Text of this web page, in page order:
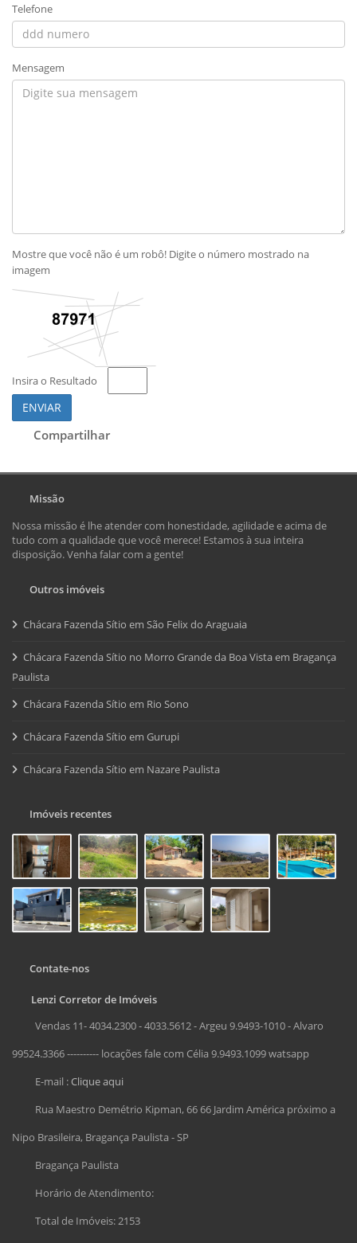
Telefone
Mensagem
Mostre que você não é um robô! Digite o número mostrado na
imagem
Insira o Resultado
ENVIAR
Compartilhar
Missão
Nossa missão é lhe atender com honestidade, agilidade e acima de
tudo com a qualidade que você merece! Estamos à sua inteira
disposição. Venha falar com a gente!
Outros imóveis
Chácara Fazenda Sítio em São Felix do Araguaia
Chácara Fazenda Sítio no Morro Grande da Boa Vista em Bragança
Paulista
Chácara Fazenda Sítio em Rio Sono
Chácara Fazenda Sítio em Gurupi
Chácara Fazenda Sítio em Nazare Paulista
Imóveis recentes
Contate-nos
Lenzi Corretor de Imóveis
Vendas 11- 4034.2300 - 4033.5612 - Argeu 9.9493-1010 - Alvaro
99524.3366 ---------- locações fale com Célia 9.9493.1099 watsapp
E-mail :Clique aqui
Rua Maestro Demétrio Kipman, 66 66 Jardim América próximo a
Nipo Brasileira, Bragança Paulista - SP
Bragança Paulista
Horário de Atendimento:
Total de Imóveis: 2153